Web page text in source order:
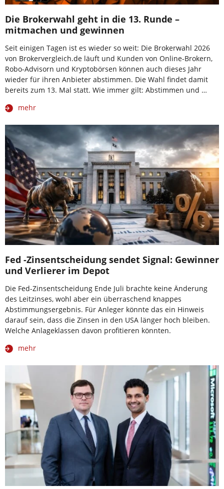
Die Brokerwahl geht in die 13. Runde –
mitmachen und gewinnen
Seit einigen Tagen ist es wieder so weit: Die Brokerwahl 2026
von Brokervergleich.de läuft und Kunden von Online-Brokern,
Robo-Advisorn und Kryptobörsen können auch dieses Jahr
wieder für ihren Anbieter abstimmen. Die Wahl findet damit
bereits zum 13. Mal statt. Wie immer gilt: Abstimmen und …
mehr
Fed -Zinsentscheidung sendet Signal: Gewinner
und Verlierer im Depot
Die Fed-Zinsentscheidung Ende Juli brachte keine Änderung
des Leitzinses, wohl aber ein überraschend knappes
Abstimmungsergebnis. Für Anleger könnte das ein Hinweis
darauf sein, dass die Zinsen in den USA länger hoch bleiben.
Welche Anlageklassen davon profitieren könnten.
mehr